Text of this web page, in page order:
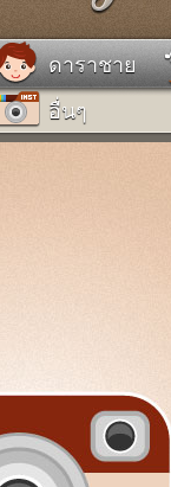
ะพัก
ดาราชาย
อื่นๆ